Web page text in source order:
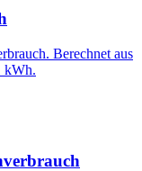
Berechnet aus
kWh.